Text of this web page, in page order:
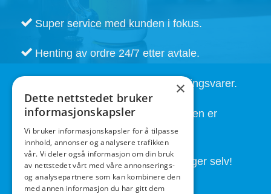
Super service med kunden i fokus.
Henting av ordre 24/7 etter avtale.
Kort leveringstid. Også på bestillingsvarer.
God service også etter at handelen er
fullført.
Butikken drives av folk som brygger selv!
×
Dette nettstedet bruker
informasjonskapsler
Vi bruker informasjonskapsler for å tilpasse
innhold, annonser og analysere trafikken
vår. Vi deler også informasjon om din bruk
av nettstedet vårt med våre annonserings-
og analysepartnere som kan kombinere den
med annen informasjon du har gitt dem